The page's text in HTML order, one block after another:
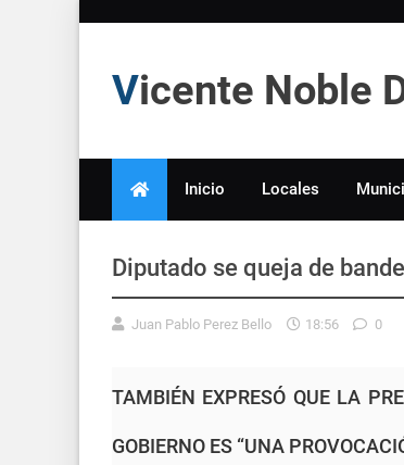
Vicente Noble
Inicio Locales
Diputado se queja de
Juan Pablo Perez Bello 18:56 0
TAMBIÉN EXPRESÓ QUE LA
GOBIERNO ES “UNA